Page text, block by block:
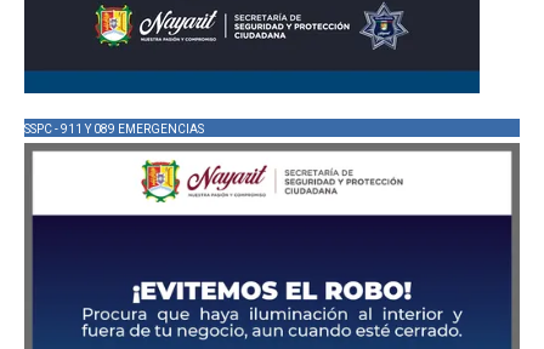
SSPC - 911 Y 089 EMERGENCIAS